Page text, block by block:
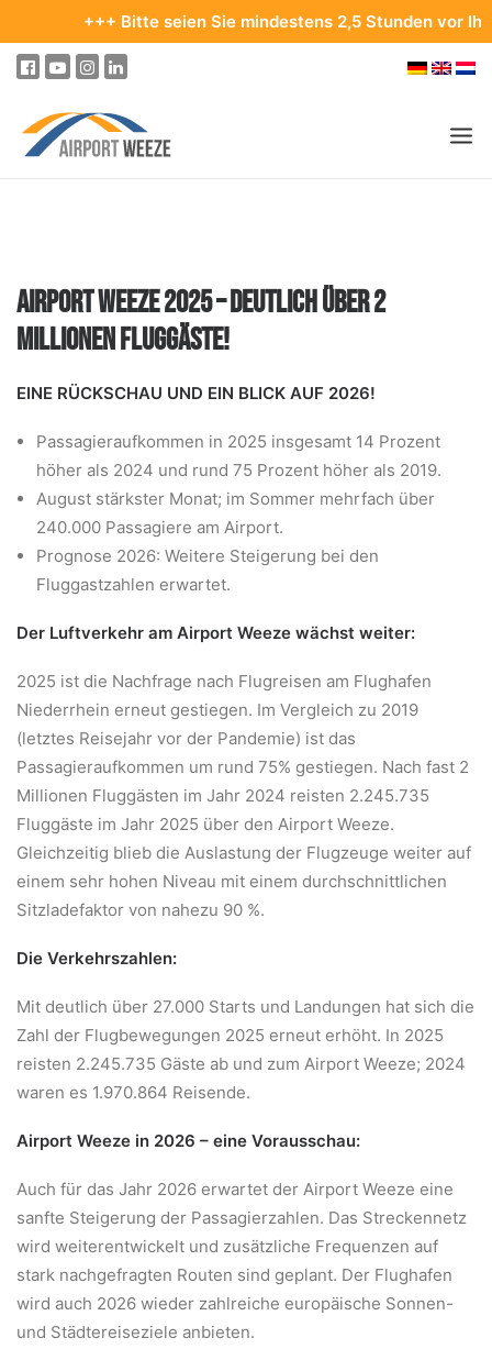
+++ Bitte seien Sie mindestens 2,5 Stunden vor Ihrem
FLIEGEN
AN- & ABREISE
PARKEN
AM FLUGHAFEN
ZIELE & REISEN
AIRPORT WEEZE 2025 – DEUTLICH ÜBER 2
MILLIONEN FLUGGÄSTE!
EINE RÜCKSCHAU UND EIN BLICK AUF 2026!
Passagieraufkommen in 2025 insgesamt 14 Prozent
höher als 2024 und rund 75 Prozent höher als 2019.
August stärkster Monat; im Sommer mehrfach über
240.000 Passagiere am Airport.
Prognose 2026: Weitere Steigerung bei den
Fluggastzahlen erwartet.
Der Luftverkehr am Airport Weeze wächst weiter:
2025 ist die Nachfrage nach Flugreisen am Flughafen
Niederrhein erneut gestiegen. Im Vergleich zu 2019
(letztes Reisejahr vor der Pandemie) ist das
Passagieraufkommen um rund 75% gestiegen. Nach fast 2
Millionen Fluggästen im Jahr 2024 reisten 2.245.735
Fluggäste im Jahr 2025 über den Airport Weeze.
Gleichzeitig blieb die Auslastung der Flugzeuge weiter auf
einem sehr hohen Niveau mit einem durchschnittlichen
Sitzladefaktor von nahezu 90 %.
Die Verkehrszahlen:
Mit deutlich über 27.000 Starts und Landungen hat sich die
Zahl der Flugbewegungen 2025 erneut erhöht. In 2025
reisten 2.245.735 Gäste ab und zum Airport Weeze; 2024
waren es 1.970.864 Reisende.
Airport Weeze in 2026 – eine Vorausschau:
Auch für das Jahr 2026 erwartet der Airport Weeze eine
sanfte Steigerung der Passagierzahlen. Das Streckennetz
wird weiterentwickelt und zusätzliche Frequenzen auf
stark nachgefragten Routen sind geplant. Der Flughafen
wird auch 2026 wieder zahlreiche europäische Sonnen-
und Städtereiseziele anbieten.